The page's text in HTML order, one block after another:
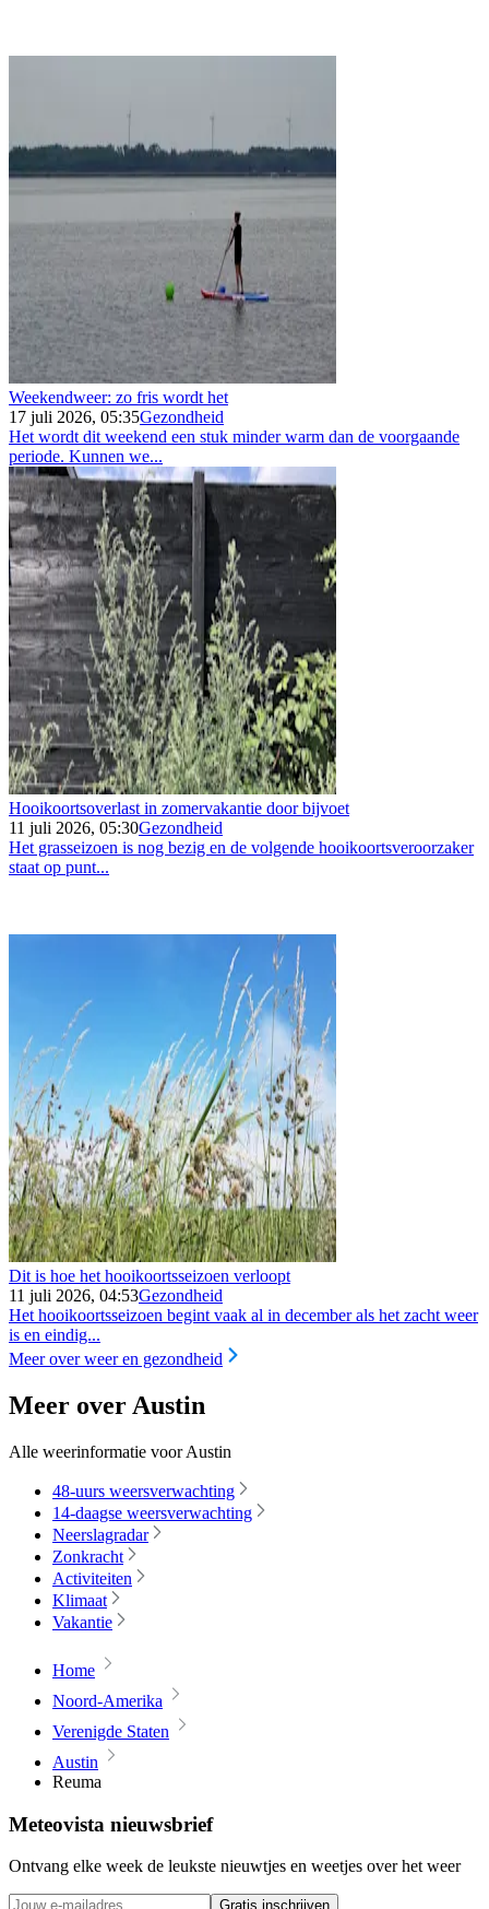
Weekendweer: zo fris wordt het
17 juli 2026, 05:35Gezondheid
Het wordt dit weekend een stuk minder warm dan de voorgaande
periode. Kunnen we...
Hooikoortsoverlast in zomervakantie door bijvoet
11 juli 2026, 05:30Gezondheid
Het grasseizoen is nog bezig en de volgende hooikoortsveroorzaker
staat op punt...
Dit is hoe het hooikoortsseizoen verloopt
11 juli 2026, 04:53Gezondheid
Het hooikoortsseizoen begint vaak al in december als het zacht weer
is en eindig...
Meer over weer en gezondheid
Meer over Austin
Alle weerinformatie voor Austin
48-uurs weersverwachting
14-daagse weersverwachting
Neerslagradar
Zonkracht
Activiteiten
Klimaat
Vakantie
Home
Noord-Amerika
Verenigde Staten
Austin
Reuma
Meteovista nieuwsbrief
Ontvang elke week de leukste nieuwtjes en weetjes over het weer
Gratis inschrijven